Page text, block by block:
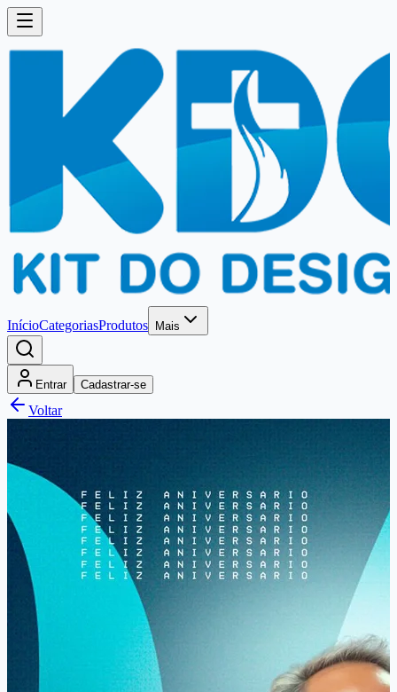
InícioCategoriasProdutos Mais
Entrar Cadastrar-se
Voltar